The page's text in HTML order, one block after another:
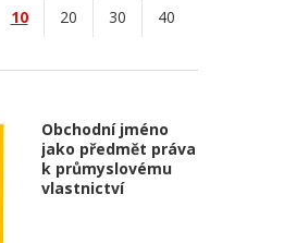
10 20 30 40
Obchodní jméno
jako předmět práva
k průmyslovému
vlastnictví